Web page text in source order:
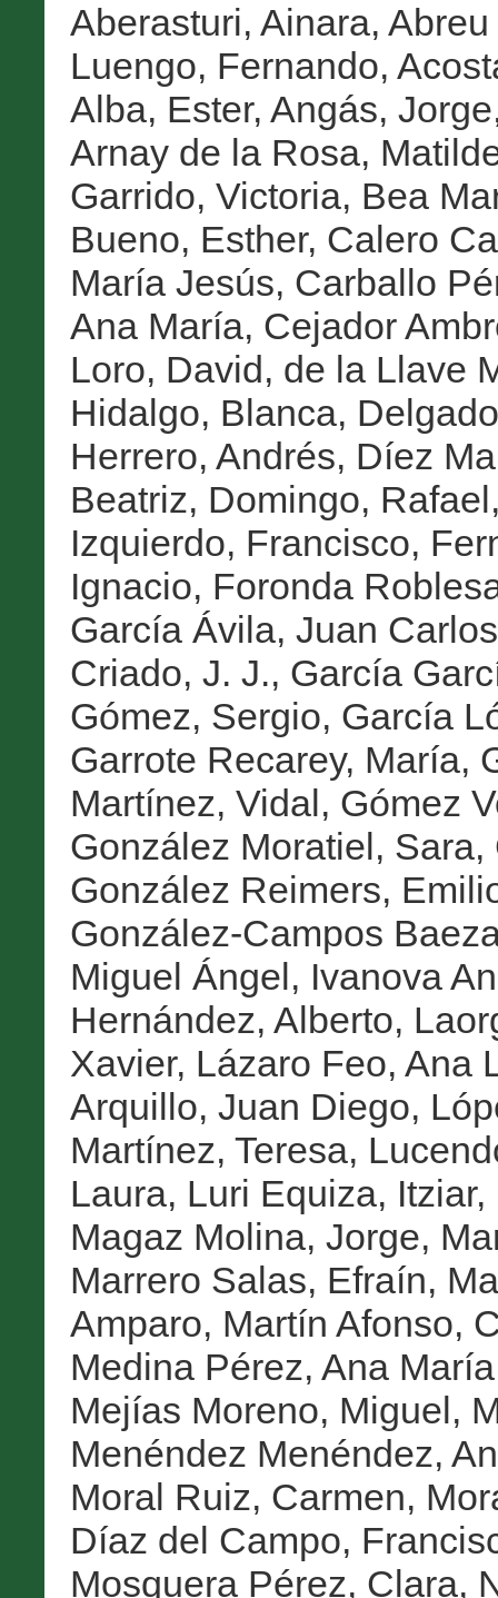
Aberasturi, Ainara,
Luengo, Fernando,
Alba, Ester, Angás, Jorge
Arnay de la Rosa,
Garrido, Victoria, Bea
Bueno, Esther, Calero
María Jesús, Carballo
Ana María, Cejador
Loro, David, de la Llave
Hidalgo, Blanca,
Herrero, Andrés, Díez
Beatriz, Domingo, Rafael
Izquierdo, Francisco,
Ignacio, Foronda
García Ávila, Juan Carlos
Criado, J. J., García
Gómez, Sergio, García
Garrote Recarey, María,
Martínez, Vidal, Gómez
González Moratiel, Sara,
González Reimers,
González-Campos
Miguel Ángel, Ivanova
Hernández, Alberto,
Xavier, Lázaro Feo, Ana
Arquillo, Juan Diego,
Martínez, Teresa,
Laura, Luri Equiza, Itziar,
Magaz Molina, Jorge,
Marrero Salas, Efraín,
Amparo, Martín Afonso,
Medina Pérez, Ana María
Mejías Moreno, Miguel,
Menéndez Menéndez,
Moral Ruiz, Carmen,
Díaz del Campo,
Mosquera Pérez, Clara,